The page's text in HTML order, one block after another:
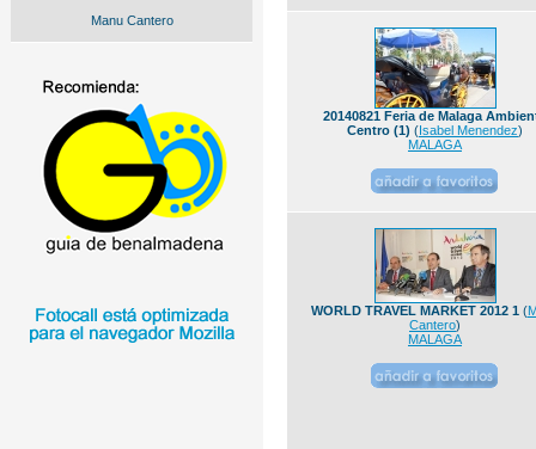
Manu Cantero
20140821 Feria de Malaga
Centro (1) (Isabel Menendez)
MALAGA
WORLD TRAVEL MARKET 2012 1(
Cantero)
MALAGA